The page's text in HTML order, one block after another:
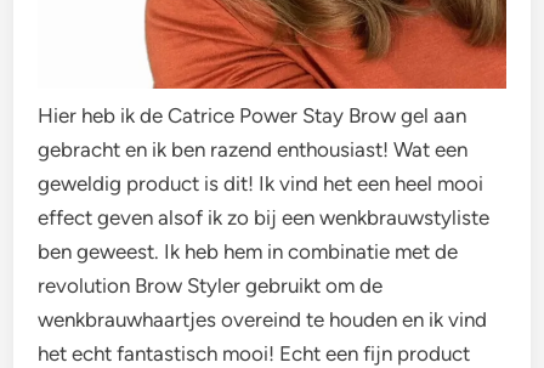
Hier heb ik de Catrice Power Stay Brow gel aan
gebracht en ik ben razend enthousiast! Wat een
geweldig product is dit! Ik vind het een heel mooi
effect geven alsof ik zo bij een wenkbrauwstyliste
ben geweest. Ik heb hem in combinatie met de
revolution Brow Styler gebruikt om de
wenkbrauwhaartjes overeind te houden en ik vind
het echt fantastisch mooi! Echt een fijn product